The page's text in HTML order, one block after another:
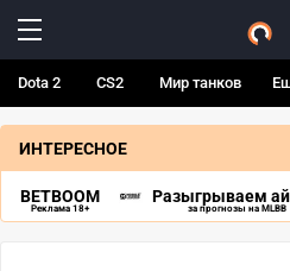
Dota 2 CS2 Мир танков
ИНТЕРЕСНОЕ
BETBOOM
Реклама 18+
Разыгрываем
за прогнозы на MLBB